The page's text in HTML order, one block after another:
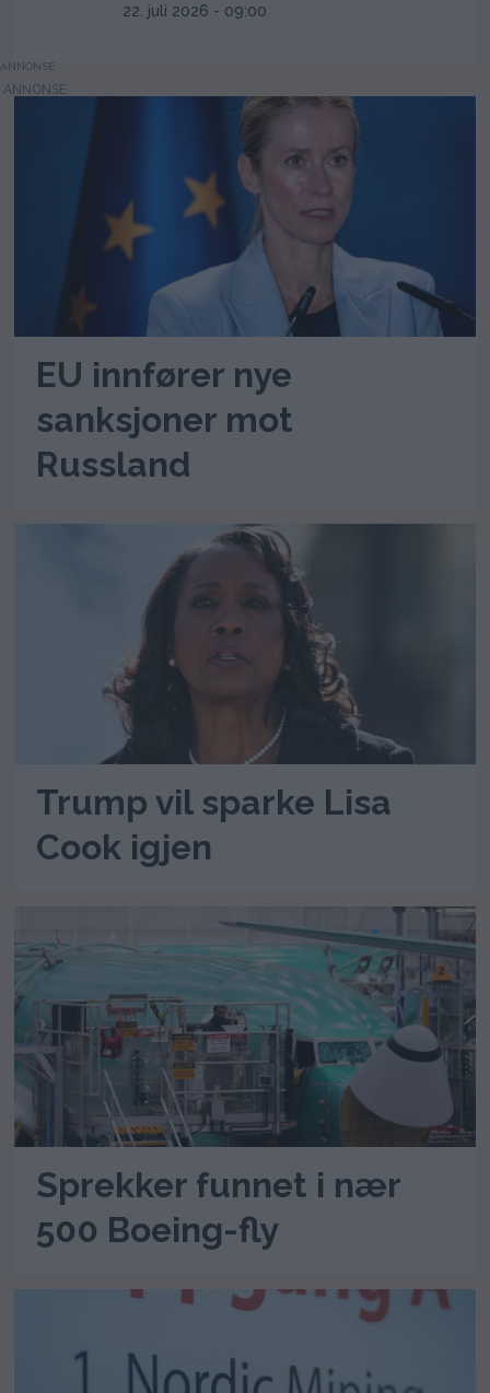
22. juli 2026 - 09:00
ANNONSE
EU innfører nye
sanksjoner mot
Russland
Trump vil sparke Lisa
Cook igjen
Sprekker funnet i nær
500 Boeing-fly